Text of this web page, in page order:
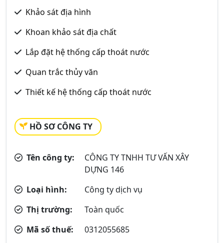
Khảo sát địa hình
Khoan khảo sát địa chất
Lắp đặt hệ thống cấp thoát nước
Quan trắc thủy văn
Thiết kế hệ thống cấp thoát nước
HỒ SƠ CÔNG TY
Tên công ty:
CÔNG TY TNHH TƯ VẤN XÂY
DỰNG 146
Loại hình:
Công ty dịch vụ
Thị trường:
Toàn quốc
Mã số thuế:
0312055685